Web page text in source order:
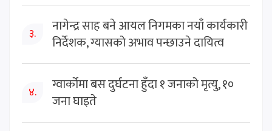
३.
नागेन्द्र साह बने आयल निगमका नयाँ कार्यकारी
निर्देशक, ग्यासको अभाव पन्छाउने दायित्व
४.
ग्वार्कोमा बस दुर्घटना हुँदा १ जनाको मृत्यु, १०
जना घाइते